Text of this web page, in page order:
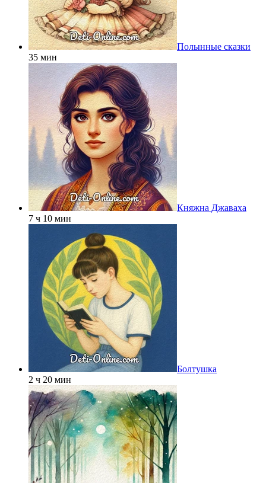
Полынные сказки
35 мин
Княжна Джаваха
7 ч 10 мин
Болтушка
2 ч 20 мин